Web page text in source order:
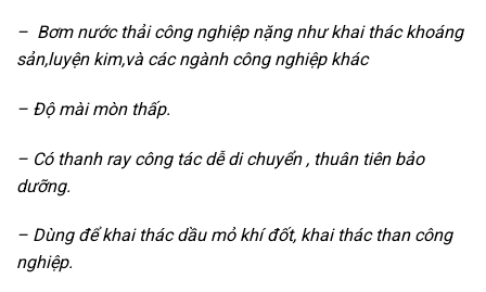
– Bơm nước thải công nghiệp nặng như khai thác khoáng
sản,luyện kim,và các ngành công nghiệp khác
– Độ mài mòn thấp.
– Có thanh ray công tác dễ di chuyển , thuân tiên bảo
dưỡng.
– Dùng để khai thác dầu mỏ khí đốt, khai thác than công
nghiệp.